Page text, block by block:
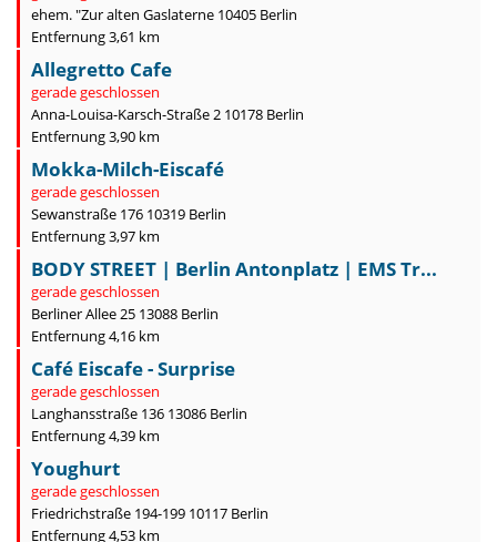
ehem. "Zur alten Gaslaterne 10405 Berlin
Entfernung 3,61 km
Allegretto Cafe
gerade geschlossen
Anna-Louisa-Karsch-Straße 2 10178 Berlin
Entfernung 3,90 km
Mokka-Milch-Eiscafé
gerade geschlossen
Sewanstraße 176 10319 Berlin
Entfernung 3,97 km
BODY STREET | Berlin Antonplatz | EMS Tr...
gerade geschlossen
Berliner Allee 25 13088 Berlin
Entfernung 4,16 km
Café Eiscafe - Surprise
gerade geschlossen
Langhansstraße 136 13086 Berlin
Entfernung 4,39 km
Youghurt
gerade geschlossen
Friedrichstraße 194-199 10117 Berlin
Entfernung 4,53 km